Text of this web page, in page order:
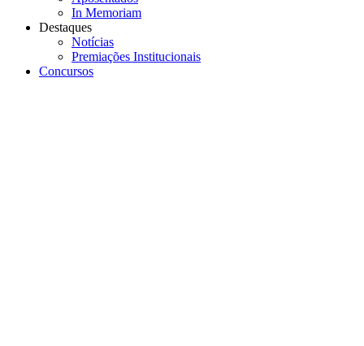
In Memoriam
Destaques
Notícias
Premiações Institucionais
Concursos